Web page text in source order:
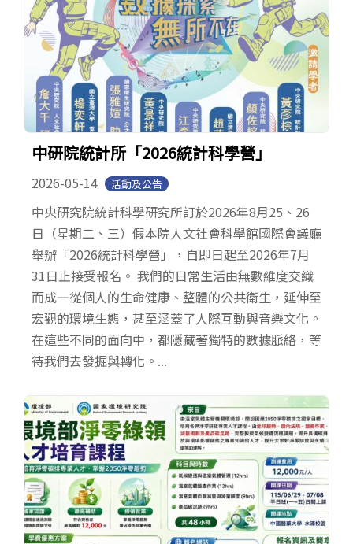
中研院統計所「2026統計科學營」
2026-05-14 活動及公告
中央研究院統計科學研究所訂於2026年8月25、26
日（星期二、三）假本院人文社會科學館國際會議廳
舉辦「2026統計科學營」，自即日起至2026年7月
31日止接受報名。 我們的日常生活由無數維度交織
而成—從個人的生命健康、整體的公共衛生，延伸至
宏觀的環境生態，甚至涵蓋了人際互動與音樂文化。
在這些不同的面向中，都隱藏著獨特的數據脈絡，等
待我們去發掘與轉化。...